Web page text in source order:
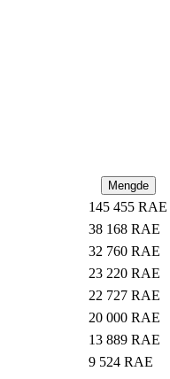
Mengde
145 455 RAE
38 168 RAE
32 760 RAE
23 220 RAE
22 727 RAE
20 000 RAE
13 889 RAE
9 524 RAE